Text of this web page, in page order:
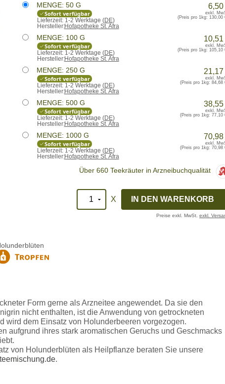
MENGE: 50 G
Sofort verfügbar
Lieferzeit:1-2 Werktage (DE)
Hersteller:Hofapotheke St. Afra
6,50
exkl.
(Preis pro 1kg: 130,00
MENGE: 100 G
Sofort verfügbar
Lieferzeit:1-2 Werktage (DE)
Hersteller:Hofapotheke St. Afra
10,51
exkl.
(Preis pro 1kg: 105,10
MENGE: 250 G
Sofort verfügbar
Lieferzeit:1-2 Werktage (DE)
Hersteller:Hofapotheke St. Afra
21,17
exkl.
(Preis pro 1kg: 84,68
MENGE: 500 G
Sofort verfügbar
Lieferzeit:1-2 Werktage (DE)
Hersteller:Hofapotheke St. Afra
38,55
exkl.
(Preis pro 1kg: 77,10
MENGE: 1000 G
Sofort verfügbar
Lieferzeit:1-2 Werktage (DE)
Hersteller:Hofapotheke St. Afra
70,98
exkl.
(Preis pro 1kg: 70,98
Über 660 Teekräuter in Arzneibuchqualität
X
Preise exkl. MwSt. exkl.
Form gerne als Arzneitee angewendet. Da sie den
nicht enthalten, ist die Anwendung von getrockneten
wird dem Einsatz von Holunderbeeren vorgezogen.
aufgrund ihres stark aromatischen Geruchs und Geschmacks
von Holunderblüten als Heilpflanze beraten Sie unsere
.